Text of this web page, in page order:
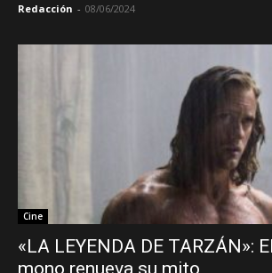
Redacción - 08/06/2024
Cine
«LA LEYENDA DE TARZÁN»:
mono renueva su mito